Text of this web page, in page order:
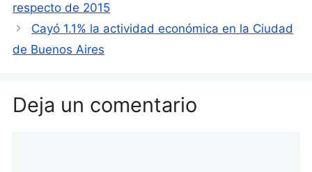
respecto de 2015
Cayó 1.1% la actividad económica en la Ciudad
de Buenos Aires
Deja un comentario